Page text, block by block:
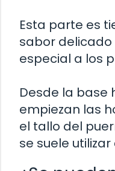
Esta parte es
sabor
especial a los
Desde la base
empiezan las
el tallo del
se suele